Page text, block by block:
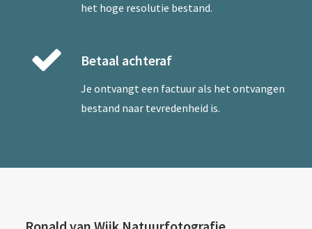
het hoge resolutie bestand.
Betaal achteraf
Je ontvangt een factuur als het ontvangen
bestand naar tevredenheid is.